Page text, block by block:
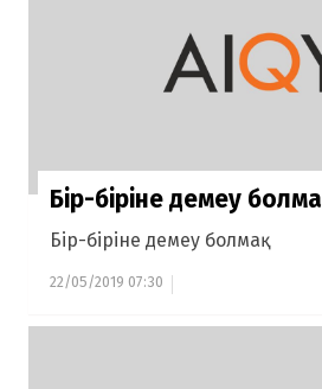
Бір-біріне демеу болмақ
Бір-біріне демеу болмақ
22/05/2019 07:30